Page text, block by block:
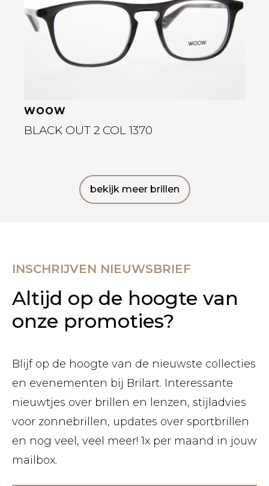
WOOW
BLACK OUT 2 COL 1370
bekijk meer brillen
INSCHRIJVEN NIEUWSBRIEF
Altijd op de hoogte van
onze promoties?
Blijf op de hoogte van de nieuwste collecties
en evenementen bij Brilart. Interessante
nieuwtjes over brillen en lenzen, stijladvies
voor zonnebrillen, updates over sportbrillen
en nog veel, veel meer! 1x per maand in jouw
mailbox.